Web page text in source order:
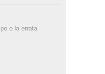
o la errata